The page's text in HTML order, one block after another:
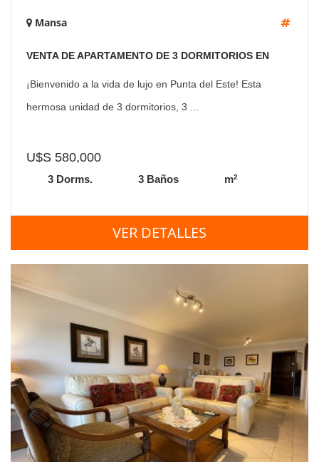
Mansa
VENTA DE APARTAMENTO DE 3 DORMITORIOS EN
VERAMANSA CON PARRILLERO PROPIO
¡Bienvenido a la vida de lujo en Punta del Este! Esta
hermosa unidad de 3 dormitorios, 3 ...
U$S 580,000
3 Dorms. 3 Baños m2
VER DETALLES